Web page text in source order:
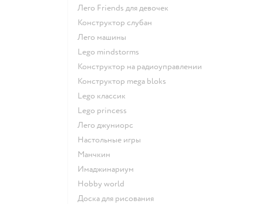
Лего Friends для девочек
Конструктор слубан
Лего машины
Lego mindstorms
Конструктор на радиоуправлении
Конструктор mega bloks
Lego классик
Lego princess
Лего джуниорс
Настольные игры
Манчкин
Имаджинариум
Hobby world
Доска для рисования